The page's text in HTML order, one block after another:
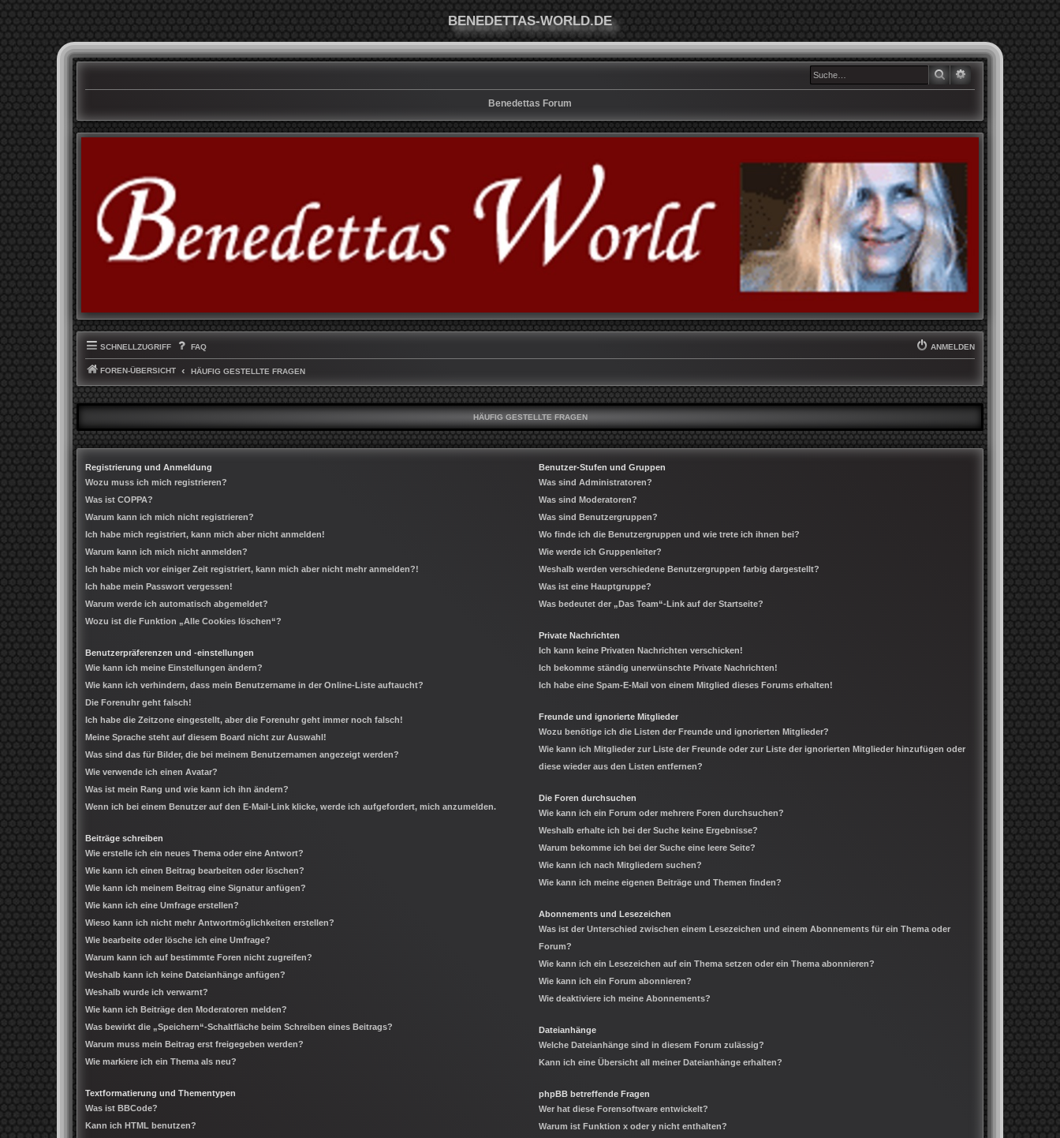
BENEDETTAS-WORLD.DE
SUCHE
Benedettas Forum
SCHNELLZUGRIFF FAQ ANMELDEN
FOREN-ÜBERSICHT HÄUFIG GESTELLTE FRAGEN
HÄUFIG GESTELLTE FRAGEN
Registrierung und Anmeldung
Wozu muss ich mich registrieren?
Was ist COPPA?
Warum kann ich mich nicht registrieren?
Ich habe mich registriert, kann mich aber nicht anmelden!
Warum kann ich mich nicht anmelden?
Ich habe mich vor einiger Zeit registriert, kann mich aber nicht mehr anmelden?!
Ich habe mein Passwort vergessen!
Warum werde ich automatisch abgemeldet?
Wozu ist die Funktion „Alle Cookies löschen“?
Benutzerpräferenzen und -einstellungen
Wie kann ich meine Einstellungen ändern?
Wie kann ich verhindern, dass mein Benutzername in der Online-Liste auftaucht?
Die Forenuhr geht falsch!
Ich habe die Zeitzone eingestellt, aber die Forenuhr geht immer noch falsch!
Meine Sprache steht auf diesem Board nicht zur Auswahl!
Was sind das für Bilder, die bei meinem Benutzernamen angezeigt werden?
Wie verwende ich einen Avatar?
Was ist mein Rang und wie kann ich ihn ändern?
Wenn ich bei einem Benutzer auf den E-Mail-Link klicke, werde ich aufgefordert, mich anzumelden.
Beiträge schreiben
Wie erstelle ich ein neues Thema oder eine Antwort?
Wie kann ich einen Beitrag bearbeiten oder löschen?
Wie kann ich meinem Beitrag eine Signatur anfügen?
Wie kann ich eine Umfrage erstellen?
Wieso kann ich nicht mehr Antwortmöglichkeiten erstellen?
Wie bearbeite oder lösche ich eine Umfrage?
Warum kann ich auf bestimmte Foren nicht zugreifen?
Weshalb kann ich keine Dateianhänge anfügen?
Weshalb wurde ich verwarnt?
Wie kann ich Beiträge den Moderatoren melden?
Was bewirkt die „Speichern“-Schaltfläche beim Schreiben eines Beitrags?
Warum muss mein Beitrag erst freigegeben werden?
Wie markiere ich ein Thema als neu?
Textformatierung und Thementypen
Was ist BBCode?
Kann ich HTML benutzen?
Benutzer-Stufen und Gruppen
Was sind Administratoren?
Was sind Moderatoren?
Was sind Benutzergruppen?
Wo finde ich die Benutzergruppen und wie trete ich ihnen bei?
Wie werde ich Gruppenleiter?
Weshalb werden verschiedene Benutzergruppen farbig dargestellt?
Was ist eine Hauptgruppe?
Was bedeutet der „Das Team“-Link auf der Startseite?
Private Nachrichten
Ich kann keine Privaten Nachrichten verschicken!
Ich bekomme ständig unerwünschte Private Nachrichten!
Ich habe eine Spam-E-Mail von einem Mitglied dieses Forums erhalten!
Freunde und ignorierte Mitglieder
Wozu benötige ich die Listen der Freunde und ignorierten Mitglieder?
Wie kann ich Mitglieder zur Liste der Freunde oder zur Liste der ignorierten Mitglieder hinzufügen oder
diese wieder aus den Listen entfernen?
Die Foren durchsuchen
Wie kann ich ein Forum oder mehrere Foren durchsuchen?
Weshalb erhalte ich bei der Suche keine Ergebnisse?
Warum bekomme ich bei der Suche eine leere Seite?
Wie kann ich nach Mitgliedern suchen?
Wie kann ich meine eigenen Beiträge und Themen finden?
Abonnements und Lesezeichen
Was ist der Unterschied zwischen einem Lesezeichen und einem Abonnements für ein Thema oder
Forum?
Wie kann ich ein Lesezeichen auf ein Thema setzen oder ein Thema abonnieren?
Wie kann ich ein Forum abonnieren?
Wie deaktiviere ich meine Abonnements?
Dateianhänge
Welche Dateianhänge sind in diesem Forum zulässig?
Kann ich eine Übersicht all meiner Dateianhänge erhalten?
phpBB betreffende Fragen
Wer hat diese Forensoftware entwickelt?
Warum ist Funktion x oder y nicht enthalten?